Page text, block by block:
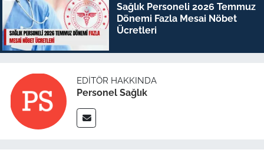
Sağlık Personeli 2026 Temmuz
Dönemi Fazla Mesai Nöbet
Ücretleri
EDITÖR HAKKINDA
Personel Sağlık